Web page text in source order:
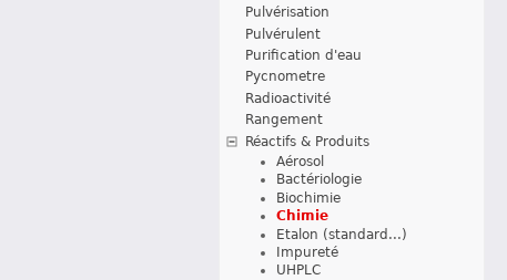
Pulvérisation
Pulvérulent
Purification d'eau
Pycnometre
Radioactivité
Rangement
Réactifs & Produits
Aérosol
Bactériologie
Biochimie
Chimie
Etalon (standard...)
Impureté
UHPLC